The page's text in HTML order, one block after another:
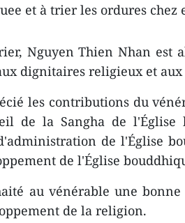
et à trier les ordures
Nguyen Thien Nhan est
dignitaires religieux et aux
les contributions du
de la Sangha de
de l'Église
de l'Église
au vénérable une
de la religion.